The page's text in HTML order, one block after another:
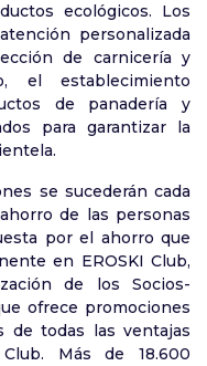
ecológicos. Los
personalizada
de carnicería y
el establecimiento
de panadería y
para garantizar la
se sucederán cada
de las personas
por el ahorro que
en EROSKI Club,
de los Socios-
ofrece promociones
de todas las ventajas
Más de 18.600